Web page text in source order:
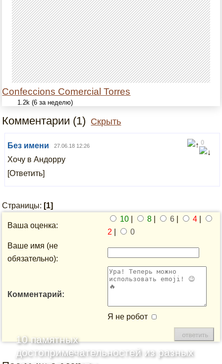
Confeccions Comercial Torres
1.2k (6 за неделю)
Комментарии (1) Скрыть
Без имени 27.06.18 12:26
Хочу в Андорру
[Ответить]
0
Страницы: [1]
Ваша оценка:
10 8 6 4
2
0
Ваше имя (не
обязательно):
Комментарий:
Я не робот
10 памятных
достопримечательностей из разных